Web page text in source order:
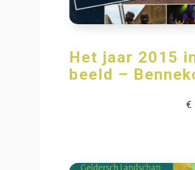
Het jaar 2015
beeld –
€